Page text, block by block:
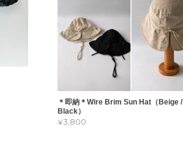
＊即納＊Wire Brim Sun Hat（Beige /
Black）
¥3,800